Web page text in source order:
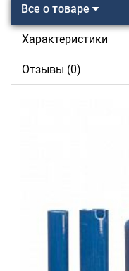
Все о товаре
Характеристики
Отзывы (0)